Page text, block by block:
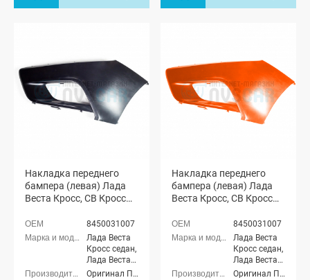
Накладка переднего
бампера (левая) Лада
Веста Кросс, СВ Кросс
8450031007
Лада Веста
Кросс седан,
Лада Веста
(SW) Кросс Оригинал ППИ
Накладка переднего
бампера (левая) Лада
Веста Кросс, СВ Кросс
8450031007
Лада Веста
Кросс седан,
Лада Веста
(SW) Кросс Оригинал ППИ